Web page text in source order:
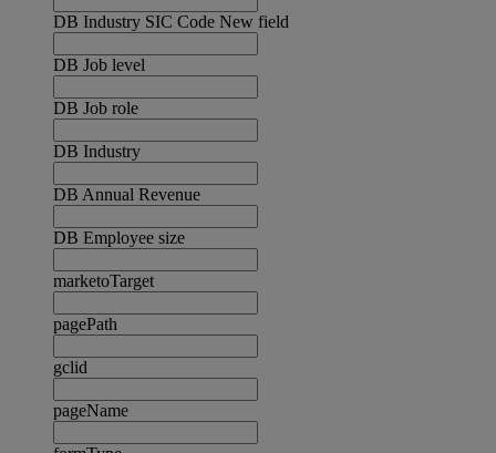
DB Industry SIC Code New field
DB Job level
DB Job role
DB Industry
DB Annual Revenue
DB Employee size
marketoTarget
pagePath
gclid
pageName